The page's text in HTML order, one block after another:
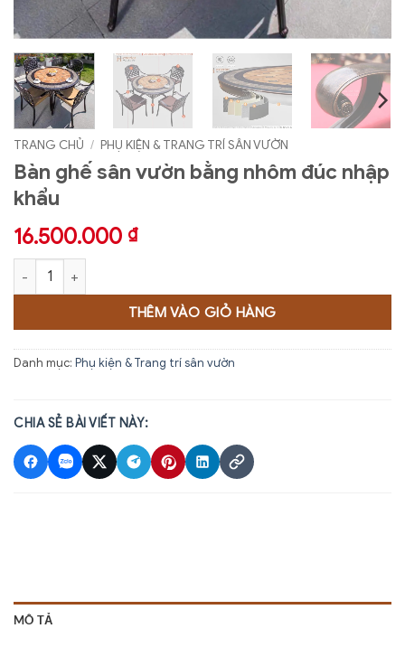
TRANG CHỦ / PHỤ KIỆN & TRANG TRÍ SÂN VƯỜN
Bàn ghế sân vườn bằng nhôm đúc nhập
khẩu
16.500.000 ₫
Bàn ghế sân vườn bằng nhôm đúc nhập khẩu số lượng
THÊM VÀO GIỎ HÀNG
Danh mục: Phụ kiện & Trang trí sân vườn
CHIA SẺ BÀI VIẾT NÀY:
MÔ TẢ